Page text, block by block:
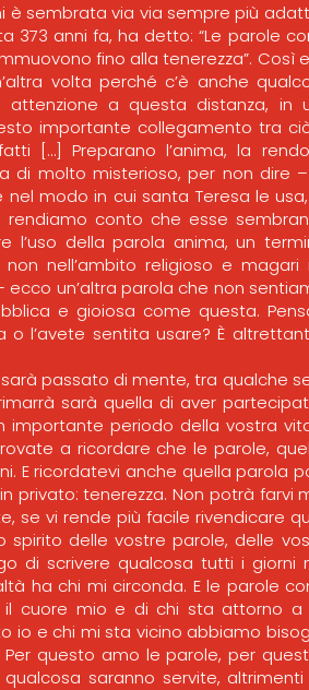
è sembrata via via sempre più
373 anni fa, ha detto: “Le parole
fino alla tenerezza”. Così
volta perché c’è anche
a questa distanza, in
importante collegamento tra
[…] Preparano l’anima, la
di molto misterioso, per non dire
modo in cui santa Teresa le
conto che esse
l’uso della parola anima, un
nell’ambito religioso e magari
ecco un’altra parola che non
e gioiosa come questa.
l’avete sentita usare? È
passato di mente, tra qualche
sarà quella di aver
periodo della vostra
a ricordare che le parole,
E ricordatevi anche quella parola
privato: tenerezza. Non potrà farvi
se vi rende più facile rivendicare
delle vostre parole, delle
di scrivere qualcosa tutti i giorni
ha chi mi circonda. E le parole
cuore mio e di chi sta attorno a
io e chi mi sta vicino abbiamo
questo amo le parole, per
saranno servite,